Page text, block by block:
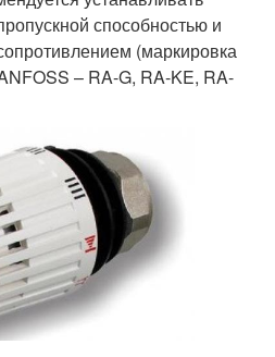
способностью и
(маркировка
– RA-G, RA-KE, RA-